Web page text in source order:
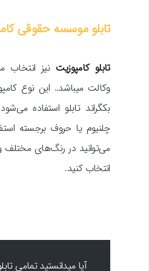
تابلو موسسه حقوقی
تابلو کامپوزیت نیز انتخاب
وکالت میباشد.. این نوع
بکگراند تابلو استفاده
چلنیوم یا حروف برجسته
می‌توانید در رنگ‌های مختلف
انتخاب کنید.
آیا میدانستید تمامی